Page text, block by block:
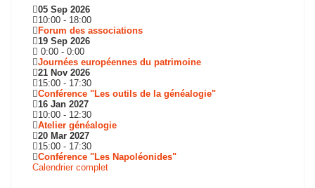
05 Sep 2026
10:00 - 18:00
Forum des associations
19 Sep 2026
0:00 - 0:00
Journées européennes du patrimoine
21 Nov 2026
15:00 - 17:30
Conférence "Les outils de la généalogie"
16 Jan 2027
10:00 - 12:30
Atelier généalogie
20 Mar 2027
15:00 - 17:30
Conférence "Les Napoléonides"
Calendrier complet